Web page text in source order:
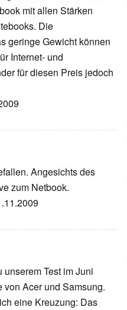
mit allen Stärken
Die
geringe Gewicht können
Internet- und
für diesen Preis jedoch
Angesichts des
zum Netbook.
Test im Juni
Acer und Samsung.
eine Kreuzung: Das